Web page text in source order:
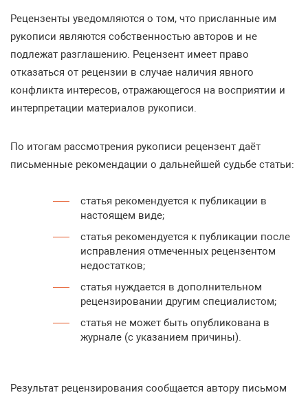
Рецензенты уведомляются о том, что присланные им
рукописи являются собственностью авторов и не
подлежат разглашению. Рецензент имеет право
отказаться от рецензии в случае наличия явного
конфликта интересов, отражающегося на восприятии и
интерпретации материалов рукописи.
По итогам рассмотрения рукописи рецензент даёт
письменные рекомендации о дальнейшей судьбе статьи:
статья рекомендуется к публикации в
настоящем виде;
статья рекомендуется к публикации после
исправления отмеченных рецензентом
недостатков;
статья нуждается в дополнительном
рецензировании другим специалистом;
статья не может быть опубликована в
журнале (с указанием причины).
Результат рецензирования сообщается автору письмом